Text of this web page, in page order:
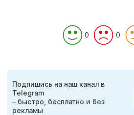
0 0
Подпишись на наш канал в
Telegram
– быстро, бесплатно и без
рекламы